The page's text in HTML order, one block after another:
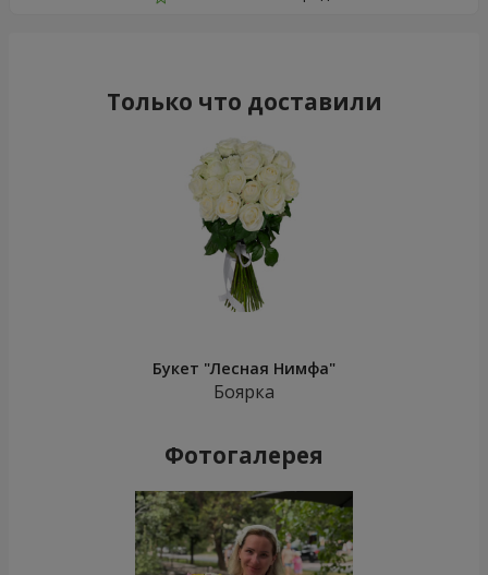
Только что доставили
Букет "Лесная Нимфа"
Боярка
Фотогалерея